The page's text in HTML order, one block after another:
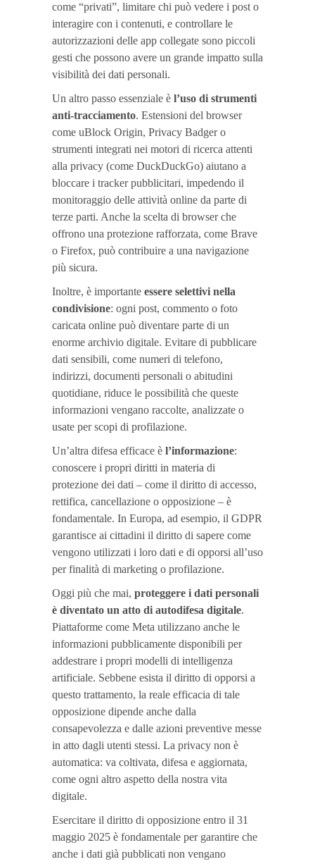
come “privati”, limitare chi può vedere i post o
interagire con i contenuti, e controllare le
autorizzazioni delle app collegate sono piccoli
gesti che possono avere un grande impatto sulla
visibilità dei dati personali.
Un altro passo essenziale è l’uso di strumenti
anti-tracciamento. Estensioni del browser
come uBlock Origin, Privacy Badger o
strumenti integrati nei motori di ricerca attenti
alla privacy (come DuckDuckGo) aiutano a
bloccare i tracker pubblicitari, impedendo il
monitoraggio delle attività online da parte di
terze parti. Anche la scelta di browser che
offrono una protezione rafforzata, come Brave
o Firefox, può contribuire a una navigazione
più sicura.
Inoltre, è importante essere selettivi nella
condivisione: ogni post, commento o foto
caricata online può diventare parte di un
enorme archivio digitale. Evitare di pubblicare
dati sensibili, come numeri di telefono,
indirizzi, documenti personali o abitudini
quotidiane, riduce le possibilità che queste
informazioni vengano raccolte, analizzate o
usate per scopi di profilazione.
Un’altra difesa efficace è l’informazione:
conoscere i propri diritti in materia di
protezione dei dati – come il diritto di accesso,
rettifica, cancellazione o opposizione – è
fondamentale. In Europa, ad esempio, il GDPR
garantisce ai cittadini il diritto di sapere come
vengono utilizzati i loro dati e di opporsi all’uso
per finalità di marketing o profilazione.
Oggi più che mai, proteggere i dati personali
è diventato un atto di autodifesa digitale.
Piattaforme come Meta utilizzano anche le
informazioni pubblicamente disponibili per
addestrare i propri modelli di intelligenza
artificiale. Sebbene esista il diritto di opporsi a
questo trattamento, la reale efficacia di tale
opposizione dipende anche dalla
consapevolezza e dalle azioni preventive messe
in atto dagli utenti stessi. La privacy non è
automatica: va coltivata, difesa e aggiornata,
come ogni altro aspetto della nostra vita
digitale.
Esercitare il diritto di opposizione entro il 31
maggio 2025 è fondamentale per garantire che
anche i dati già pubblicati non vengano